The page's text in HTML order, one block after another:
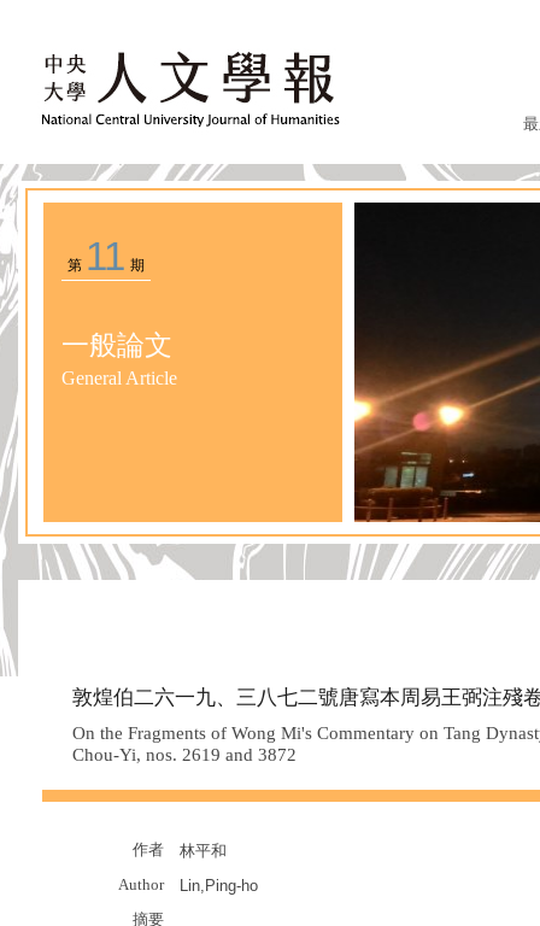
第 11期
一般論文
General Article
敦煌伯二六一九、三八七二號唐寫本周易王弼注殘
On the Fragments of Wong Mi's Commentary on Tang
Chou-Yi, nos. 2619 and 3872
作者
林平和
Author
Lin,Ping-ho
摘要